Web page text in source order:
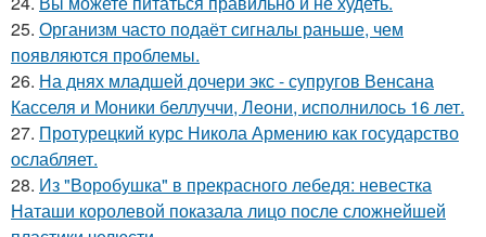
25. Организм часто подаёт сигналы раньше, чем
появляются проблемы.
26. На днях младшей дочери экс - супругов Венсана
Касселя и Моники беллуччи, Леони, исполнилось 16 лет.
27. Протурецкий курс Никола Армению как государство
ослабляет.
28. Из "Воробушка" в прекрасного лебедя: невестка
Наташи королевой показала лицо после сложнейшей